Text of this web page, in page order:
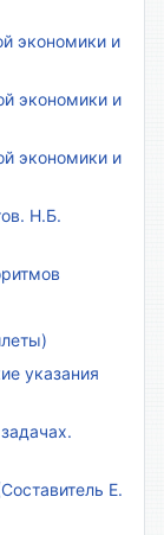
экономики и
экономики и
экономики и
Н.Б.
указания
Е.